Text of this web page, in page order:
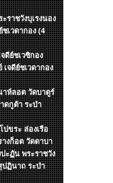
ราชวังบุเรงนอง
เวดากอง (4
ดีย์ชเวซิกอง
จดีย์ชเวดากอง
าห์ลอต วัดบาตูร์
ดกูต้า ระบำ
ขระ ล่องเรือ
างก็อต วัดดาบา
ะฏัน พระราชวัง
ปฏินาถ ระบำ